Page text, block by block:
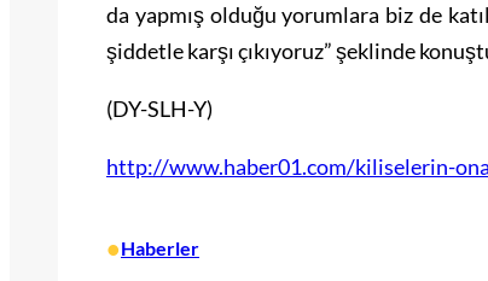
da yapmış olduğu yorumlara biz de
şiddetle karşı çıkıyoruz” şeklinde
(DY-SLH-Y)
http://www.haber01.com/kiliselerin-
•Haberler